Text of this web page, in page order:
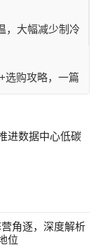
，大幅减少制冷
选购攻略，一篇
进数据中心低碳
角逐，深度解析
位